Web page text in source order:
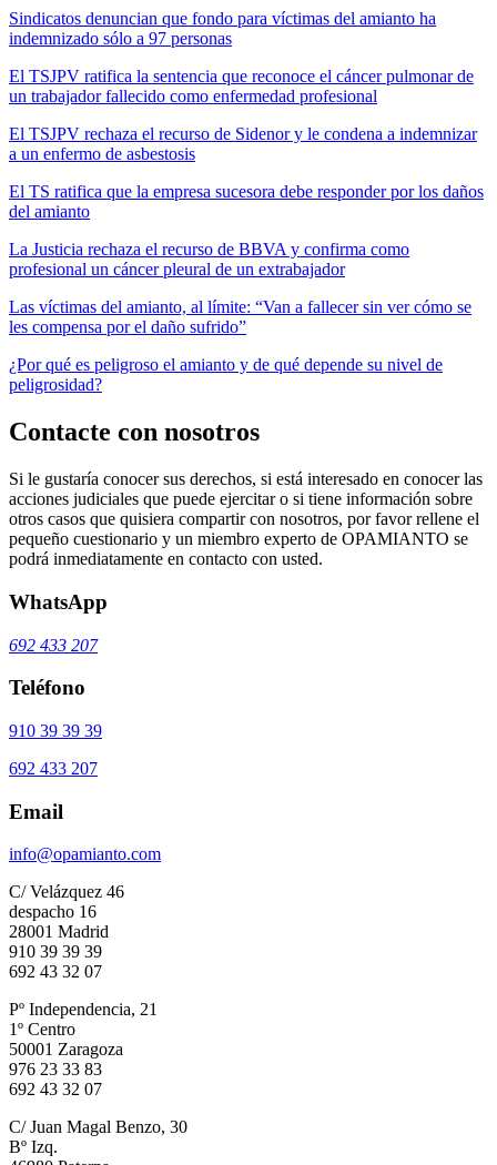
Sindicatos denuncian que fondo para víctimas del amianto ha
indemnizado sólo a 97 personas
El TSJPV ratifica la sentencia que reconoce el cáncer pulmonar de
un trabajador fallecido como enfermedad profesional
El TSJPV rechaza el recurso de Sidenor y le condena a indemnizar
a un enfermo de asbestosis
El TS ratifica que la empresa sucesora debe responder por los daños
del amianto
La Justicia rechaza el recurso de BBVA y confirma como
profesional un cáncer pleural de un extrabajador
Las víctimas del amianto, al límite: “Van a fallecer sin ver cómo se
les compensa por el daño sufrido”
¿Por qué es peligroso el amianto y de qué depende su nivel de
peligrosidad?
Contacte con nosotros
Si le gustaría conocer sus derechos, si está interesado en conocer las
acciones judiciales que puede ejercitar o si tiene información sobre
otros casos que quisiera compartir con nosotros, por favor rellene el
pequeño cuestionario y un miembro experto de OPAMIANTO se
podrá inmediatamente en contacto con usted.
WhatsApp
692 433 207
Teléfono
910 39 39 39
692 433 207
Email
info@opamianto.com
C/ Velázquez 46
despacho 16
28001 Madrid
910 39 39 39
692 43 32 07
Pº Independencia, 21
1º Centro
50001 Zaragoza
976 23 33 83
692 43 32 07
C/ Juan Magal Benzo, 30
Bº Izq.